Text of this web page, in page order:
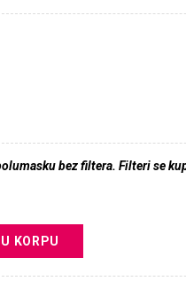
bez filtera. Filteri se
KORPU